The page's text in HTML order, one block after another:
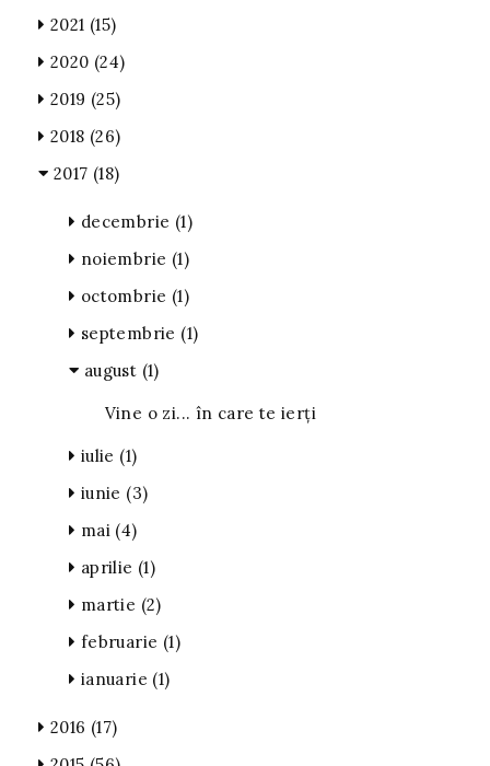
2021 (15)
2020 (24)
2019 (25)
2018 (26)
2017 (18)
decembrie (1)
noiembrie (1)
octombrie (1)
septembrie (1)
august (1)
Vine o zi... în care te ierți
iulie (1)
iunie (3)
mai (4)
aprilie (1)
martie (2)
februarie (1)
ianuarie (1)
2016 (17)